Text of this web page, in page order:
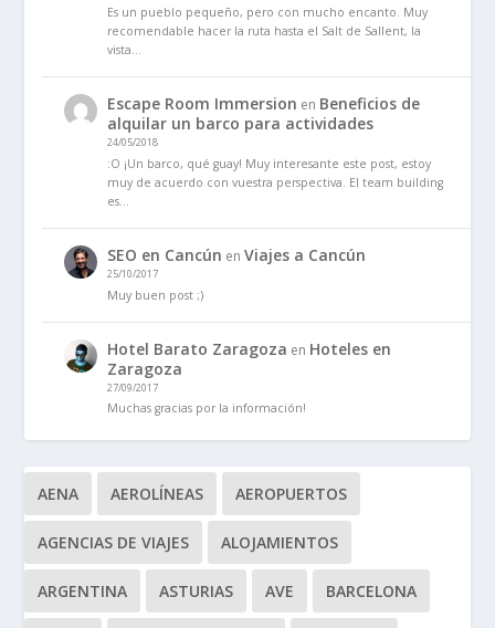
Es un pueblo pequeño, pero con mucho encanto. Muy
recomendable hacer la ruta hasta el Salt de Sallent, la
vista…
Escape Room Immersion en Beneficios de
alquilar un barco para actividades
24/05/2018
:O ¡Un barco, qué guay! Muy interesante este post, estoy
muy de acuerdo con vuestra perspectiva. El team building
es…
SEO en Cancún enViajes a Cancún
25/10/2017
Muy buen post ;)
Hotel Barato Zaragoza en Hoteles en
Zaragoza
27/09/2017
Muchas gracias por la información!
AENA AEROLÍNEAS AEROPUERTOS
AGENCIAS DE VIAJES ALOJAMIENTOS
ARGENTINA ASTURIAS AVE BARCELONA